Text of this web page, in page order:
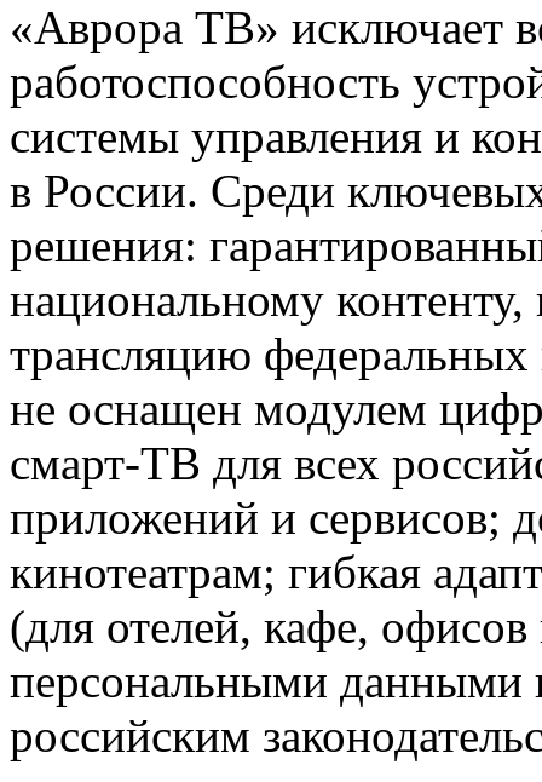
«Аврора ТВ» исключает
работоспособность
системы управления и
в России. Среди
решения:
национальному
трансляцию федеральных
не оснащен модулем
смарт-ТВ для всех
приложений и сервисов;
кинотеатрам; гибкая
(для отелей, кафе,
персональными данными
российским